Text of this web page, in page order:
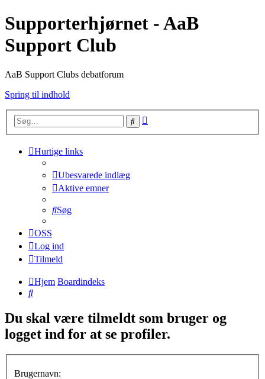
Supporterhjørnet - AaB
Support Club
AaB Support Clubs debatforum
Spring til indhold
Søg
Hurtige links
Ubesvarede indlæg
Aktive emner
Søg
OSS
Log ind
Tilmeld
Hjem Boardindeks
Søg
Du skal være tilmeldt som bruger og
logget ind for at se profiler.
Brugernavn: